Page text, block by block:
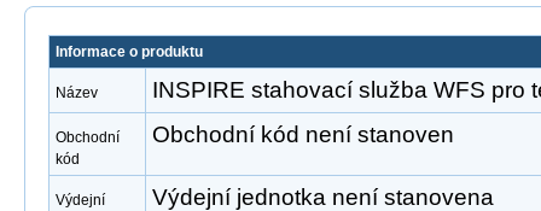
Informace o produktu
Název INSPIRE stahovací služba WFS pro
Obchodní
kód
Obchodní kód není stanoven
Výdejní
Výdejní jednotka není stanovena